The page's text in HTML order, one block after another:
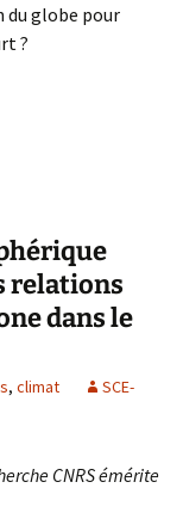
du globe pour
?
et l’hiver des
relations
dans le
, climat
SCE-
CNRS émérite